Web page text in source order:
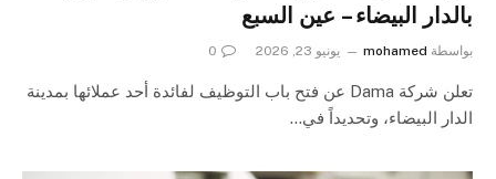
بالدار البيضاء – عين السبع
بواسطة mohamed يونيو 23, 2026 0
تعلن شركة Dama عن فتح باب التوظيف لفائدة أحد عملائها بمدينة
الدار البيضاء، وتحديداً في…